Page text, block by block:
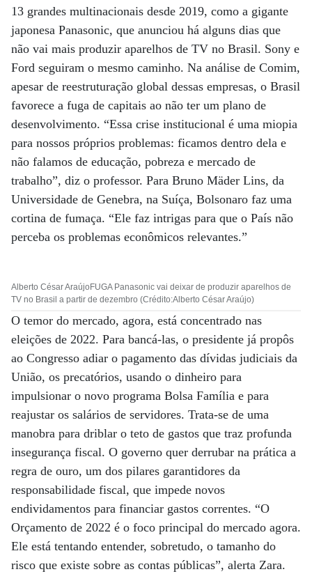
13 grandes multinacionais desde 2019, como a gigante
japonesa Panasonic, que anunciou há alguns dias que
não vai mais produzir aparelhos de TV no Brasil. Sony e
Ford seguiram o mesmo caminho. Na análise de Comim,
apesar de reestruturação global dessas empresas, o Brasil
favorece a fuga de capitais ao não ter um plano de
desenvolvimento. “Essa crise institucional é uma miopia
para nossos próprios problemas: ficamos dentro dela e
não falamos de educação, pobreza e mercado de
trabalho”, diz o professor. Para Bruno Mäder Lins, da
Universidade de Genebra, na Suíça, Bolsonaro faz uma
cortina de fumaça. “Ele faz intrigas para que o País não
perceba os problemas econômicos relevantes.”
Alberto César AraújoFUGA Panasonic vai deixar de produzir aparelhos de
TV no Brasil a partir de dezembro (Crédito:Alberto César Araújo)
O temor do mercado, agora, está concentrado nas
eleições de 2022. Para bancá-las, o presidente já propôs
ao Congresso adiar o pagamento das dívidas judiciais da
União, os precatórios, usando o dinheiro para
impulsionar o novo programa Bolsa Família e para
reajustar os salários de servidores. Trata-se de uma
manobra para driblar o teto de gastos que traz profunda
insegurança fiscal. O governo quer derrubar na prática a
regra de ouro, um dos pilares garantidores da
responsabilidade fiscal, que impede novos
endividamentos para financiar gastos correntes. “O
Orçamento de 2022 é o foco principal do mercado agora.
Ele está tentando entender, sobretudo, o tamanho do
risco que existe sobre as contas públicas”, alerta Zara.